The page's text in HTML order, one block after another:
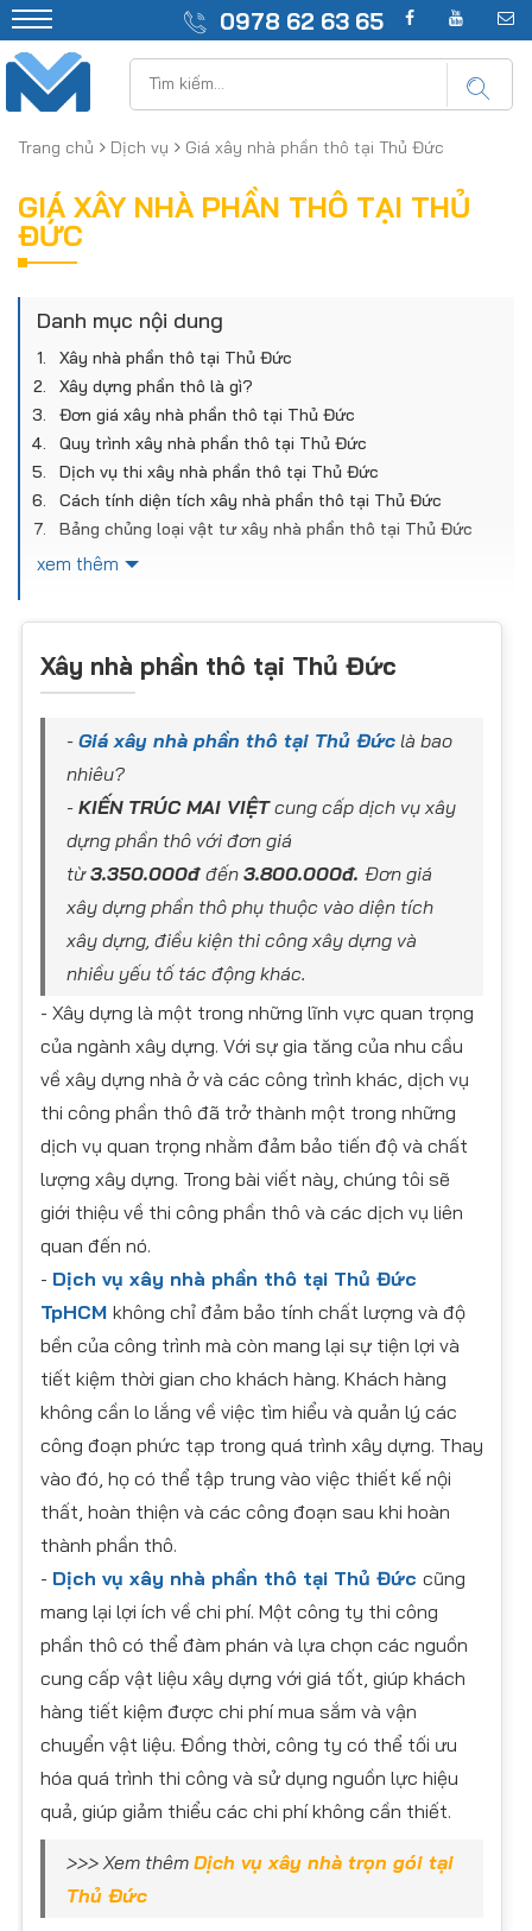
0978 62 63 65
Trang chủ Dịch vụ Giá xây nhà phần thô tại Thủ Đức
GIÁ XÂY NHÀ PHẦN THÔ TẠI THỦ
ĐỨC
Danh mục nội dung
Xây nhà phần thô tại Thủ Đức
​Xây dựng phần thô là gì?
Đơn giá xây nhà phần thô tại Thủ Đức
​Quy trình xây nhà phần thô tại Thủ Đức
Dịch vụ thi xây nhà phần thô tại Thủ Đức
Cách tính diện tích xây nhà phần thô tại Thủ Đức
Bảng chủng loại vật tư xây nhà phần thô tại Thủ Đức
Những công việc đơn vị thi công cung cấp vật tư và
Hậu mãi và bảo hành cho dịch vụ xây nhà phần thô tại
Thủ Đức
thô cửa KIẾN TRÚC MAI VIỆT
xem thêm
Xây nhà phần thô tại Thủ Đức
- Giá xây nhà phần thô tại Thủ Đức là bao
nhiêu?
- KIẾN TRÚC MAI VIỆTcung cấp dịch vụ xây
dựng phần thô với đơn giá
từ3.350.000đ đến 3.800.000đ. Đơn giá
xây dựng phần thô phụ thuộc vào diện tích
xây dựng, điều kiện thi công xây dựng và
nhiều yếu tố tác động khác.
- Xây dựng là một trong những lĩnh vực quan trọng
của ngành xây dựng. Với sự gia tăng của nhu cầu
về xây dựng nhà ở và các công trình khác, dịch vụ
thi công phần thô đã trở thành một trong những
dịch vụ quan trọng nhằm đảm bảo tiến độ và chất
lượng xây dựng. Trong bài viết này, chúng tôi sẽ
giới thiệu về thi công phần thô và các dịch vụ liên
quan đến nó.
- Dịch vụ xây nhà phần thô tại Thủ Đức
TpHCM không chỉ đảm bảo tính chất lượng và độ
bền của công trình mà còn mang lại sự tiện lợi và
tiết kiệm thời gian cho khách hàng. Khách hàng
không cần lo lắng về việc tìm hiểu và quản lý các
công đoạn phức tạp trong quá trình xây dựng. Thay
vào đó, họ có thể tập trung vào việc thiết kế nội
thất, hoàn thiện và các công đoạn sau khi hoàn
thành phần thô.
- Dịch vụ xây nhà phần thô tại Thủ Đức cũng
mang lại lợi ích về chi phí. Một công ty thi công
phần thô có thể đàm phán và lựa chọn các nguồn
cung cấp vật liệu xây dựng với giá tốt, giúp khách
hàng tiết kiệm được chi phí mua sắm và vận
chuyển vật liệu. Đồng thời, công ty có thể tối ưu
hóa quá trình thi công và sử dụng nguồn lực hiệu
quả, giúp giảm thiểu các chi phí không cần thiết.
>>> Xem thêm Dịch vụ xây nhà trọn gói tại
Thủ Đức